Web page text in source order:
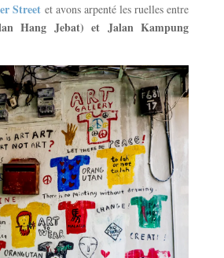
Street et avons arpenté les ruelles entre
Hang Jebat) et Jalan Kampung